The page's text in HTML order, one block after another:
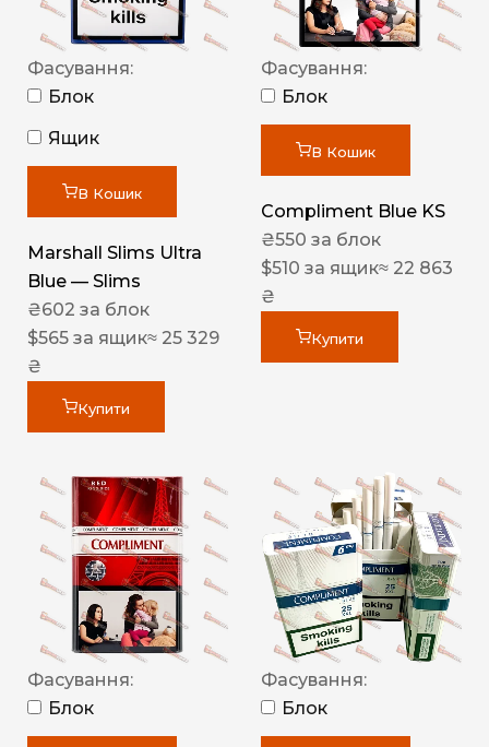
Фасування:
Блок
Ящик
В Кошик
Marshall Slims Ultra
Blue — Slims
₴602 за блок
$565 за ящик≈ 25 329
₴
Купити
Фасування:
Блок
В Кошик
Compliment Blue KS
₴550 за блок
$510 за ящик≈ 22 863
₴
Купити
Фасування:
Блок
Фасування:
Блок